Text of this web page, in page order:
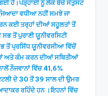
ਗਈ ਹੈ।ਪੜ੍ਹਾਈ ਨੂੰ ਲੈਕੇ ਬੱਚੇ ਸੰਤੁਸਟ
ਵਧੀਆ ਨਹੀਂ ਸਮਝੇ ਜਾ
ਕਈ ਤਰ੍ਹਾਂ ਦੀਆਂ ਸਹੂਲਤਾਂ ਤੋਂ
ਤੋਂ ਪੁਰਾਣੀ ਯੂਨੀਵਰਸਿਟੀ
ਤੋਂ ਪ੍ਰਸਿੱਧ ਯੂਨੀਵਰਸੀਆ ਵਿੱਚੋਂ
ਅਤੇ ਕੰਮ ਕਰਨ ਦੀਆਂ ਸਥਿਤੀਆਂ
ਨੌਜਵਾਨਾਂ ਵਿੱਚ 41,6%
ਦੇ 30 ਤੋਂ 39 ਸਾਲ ਦੀ ਉਮਰ
ਰਹਿੰਦੇ ਹਨ ।ਇਹਨਾਂ ਵਿੱਚ